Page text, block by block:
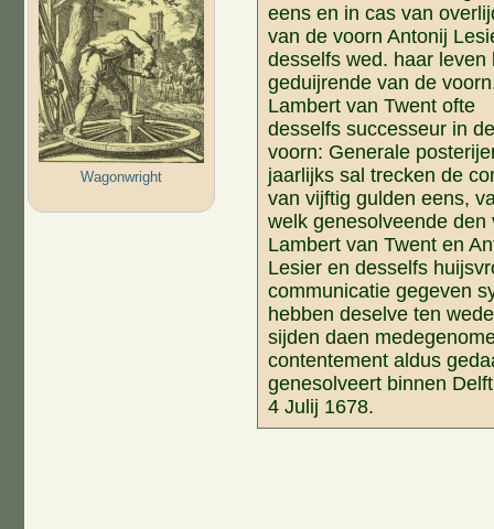
Wagonwright
eens en in cas van
van de voorn Antonij
desselfs wed. haar leven
geduijrende van de
Lambert van Twent ofte
desselfs successeur in
voorn: Generale
jaarlijks sal trecken de
van vijftig gulden eens,
welk genesolveende den
Lambert van Twent en
Lesier en desselfs
communicatie gegeven
hebben deselve ten
sijden daen
contentement aldus
genesolveert binnen
4 Julij 1678.